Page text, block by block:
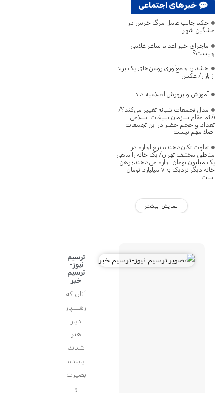
خبرهای اجتماعی
حکم جالب عامل مرگ خرس در
مشگین‌ شهر
ماجرای خبر اعدام ساغر غلامی
چیست؟
هشدار؛ جمع‌آوری روغن‌های یک برند
از بازار/ عکس
آموزش و پرورش اطلاعیه داد
مدل تجمعات شبانه تغییر می‌کند؟/
قائم مقام سازمان تبلیغات اسلامی:
تعداد و حجم حضار در این تجمعات
اصلا مهم نیست
تفاوت تکان‌دهنده نرخ اجاره در
مناطق مختلف تهران/ یک خانه را ماهی
یک میلیون تومان اجاره می‌دهند؛ رهن
خانه دیگر نزدیک به ۷ میلیارد تومان
است
نمایش بیشتر
ترسیم
نیوز-
ترسیم
خبر
آنان که
رهسپار
دیار
هنر
شدند
یابنده
بصیرت
و